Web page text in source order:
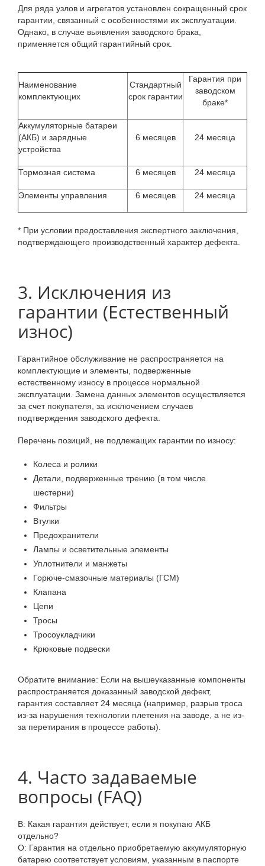
Для ряда узлов и агрегатов установлен сокращенный срок
гарантии, связанный с особенностями их эксплуатации.
Однако, в случае выявления заводского брака,
применяется общий гарантийный срок.
Наименование
комплектующих
Стандартный
срок гарантии
Гарантия при
заводском
браке*
Аккумуляторные батареи
(АКБ) и зарядные
устройства
6 месяцев 24 месяца
Тормозная система 6 месяцев 24 месяца
Элементы управления 6 месяцев 24 месяца
* При условии предоставления экспертного заключения,
подтверждающего производственный характер дефекта.
3. Исключения из
гарантии (Естественный
износ)
Гарантийное обслуживание не распространяется на
комплектующие и элементы, подверженные
естественному износу в процессе нормальной
эксплуатации. Замена данных элементов осуществляется
за счет покупателя, за исключением случаев
подтверждения заводского дефекта.
Перечень позиций, не подлежащих гарантии по износу:
Колеса и ролики
Детали, подверженные трению (в том числе
шестерни)
Фильтры
Втулки
Предохранители
Лампы и осветительные элементы
Уплотнители и манжеты
Горюче-смазочные материалы (ГСМ)
Клапана
Цепи
Тросы
Тросоукладчики
Крюковые подвески
Обратите внимание: Если на вышеуказанные компоненты
распространяется доказанный заводской дефект,
гарантия составляет 24 месяца (например, разрыв троса
из-за нарушения технологии плетения на заводе, а не из-
за перетирания в процессе работы).
4. Часто задаваемые
вопросы (FAQ)
В: Какая гарантия действует, если я покупаю АКБ
отдельно?
О: Гарантия на отдельно приобретаемую аккумуляторную
батарею соответствует условиям, указанным в паспорте